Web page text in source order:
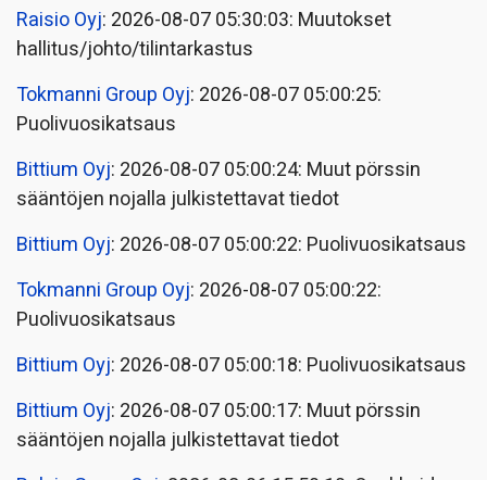
Raisio Oyj: 2026-08-07 05:30:03: Muutokset
hallitus/johto/tilintarkastus
Tokmanni Group Oyj: 2026-08-07 05:00:25:
Puolivuosikatsaus
Bittium Oyj: 2026-08-07 05:00:24: Muut pörssin
sääntöjen nojalla julkistettavat tiedot
Bittium Oyj: 2026-08-07 05:00:22: Puolivuosikatsaus
Tokmanni Group Oyj: 2026-08-07 05:00:22:
Puolivuosikatsaus
Bittium Oyj: 2026-08-07 05:00:18: Puolivuosikatsaus
Bittium Oyj: 2026-08-07 05:00:17: Muut pörssin
sääntöjen nojalla julkistettavat tiedot